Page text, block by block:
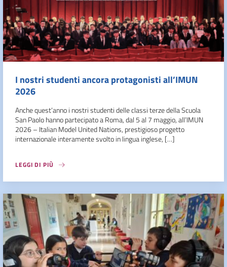
I nostri studenti ancora protagonisti all’IMUN
2026
Anche quest’anno i nostri studenti delle classi terze della Scuola
San Paolo hanno partecipato a Roma, dal 5 al 7 maggio, all’IMUN
2026 – Italian Model United Nations, prestigioso progetto
internazionale interamente svolto in lingua inglese, […]
LEGGI DI PIÙ